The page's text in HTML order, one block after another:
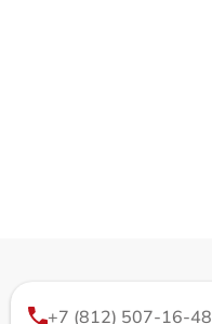
+7 (812) 507-16-48